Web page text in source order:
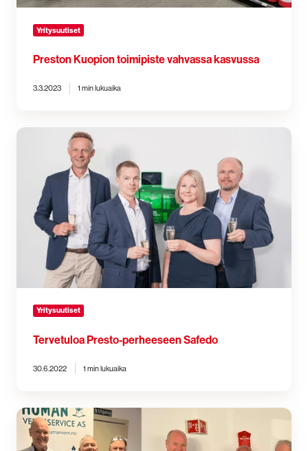
Yritysuutiset
Preston Kuopion toimipiste vahvassa kasvussa
3.3.2023 1 min lukuaika
Tervetuloa
Safedo
Yritysuutiset
Tervetuloa Presto-perheeseen Safedo
30.6.2022 1 min lukuaika
Norjassa
Preston
kolme